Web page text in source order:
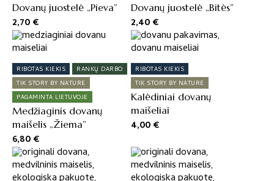
Dovanų juostelė „Pieva”
2,70€
Dovanų juostelė „Bitės”
2,40€
RIBOTAS KIEKIS
RANKŲ DARBO
TIK STORY BY NATURE
PAGAMINTA LIETUVOJE
Medžiaginis dovanų
maišelis „Žiema”
6,80€
RIBOTAS KIEKIS
TIK STORY BY NATURE
Kalėdiniai dovanų
maišeliai
4,00€